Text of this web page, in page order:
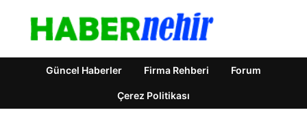
Güncel Haberler Firma Rehberi Forum
Çerez Politikası